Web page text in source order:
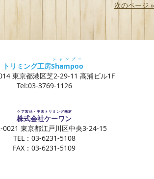
次のページ »
トリミング工房Shampoo
シャンプー
東京都港区芝2-29-11 高浦ビル1F
Tel:03-3769-1126
株式会社ケーワン
ケア製品・中古トリミング機材
0021 東京都江戸川区中央3-24-15
TEL：03-6231-5108
FAX：03-6231-5109